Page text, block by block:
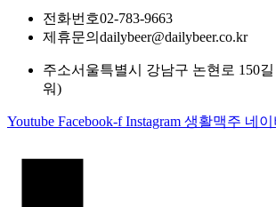
전화번호02-783-9663
제휴문의 dailybeer@dailybeer.co.kr
주소서울특별시 강남구 논현로 150
워)
Youtube Facebook-f Instagram 생활맥주 네이